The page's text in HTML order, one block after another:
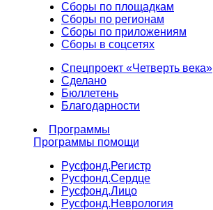
Сборы по площадкам
Сборы по регионам
Сборы по приложениям
Сборы в соцсетях
Спецпроект «Четверть века»
Сделано
Бюллетень
Благодарности
Программы
Программы помощи
Русфонд.Регистр
Русфонд.Сердце
Русфонд.Лицо
Русфонд.Неврология